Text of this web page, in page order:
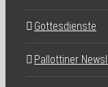
Gottesdienste
Pallottiner